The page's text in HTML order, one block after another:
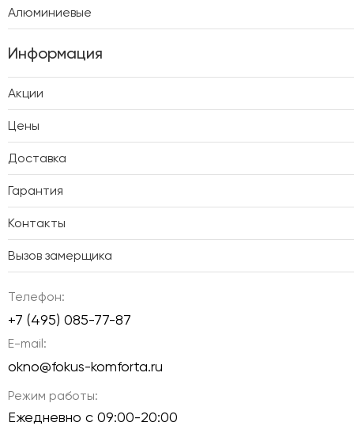
Алюминиевые
Информация
Акции
Цены
Доставка
Гарантия
Контакты
Вызов замерщика
Телефон:
+7 (495) 085-77-87
E-mail:
okno@fokus-komforta.ru
Режим работы:
Ежедневно с 09:00-20:00